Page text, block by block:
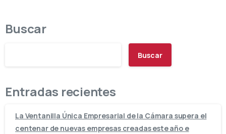
Buscar
Buscar
Entradas recientes
La Ventanilla Única Empresarial de la Cámara supera el
centenar de nuevas empresas creadas este año e